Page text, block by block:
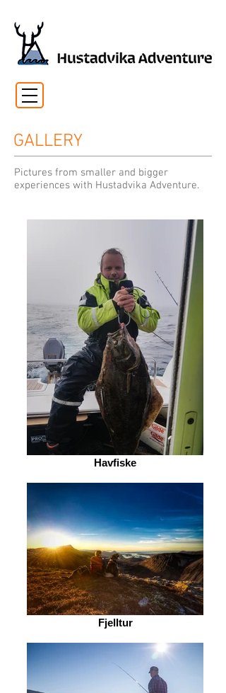
GALLERY
Pictures from smaller and bigger
experiences with Hustadvika Adventure.
Havfiske
Fjelltur